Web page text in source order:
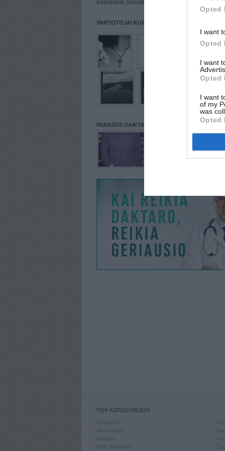
Opted
I want
Opted
I want
Opted
I want
of my
was
Opted
pasislepai pažastyje :)
VARTOTOJAI KURIE PATALPINĘ DAIKTĄ Į NORŲ
PANAŠŪS DAIKTAI
TOP KATEGORIJOS
Knygos
Mob. telefonai